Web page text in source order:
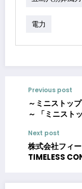
電力
Previous post
～ミニストッ
～ 「ミニスト
のご報告
Next post
株式会社フィ
TIMELESS